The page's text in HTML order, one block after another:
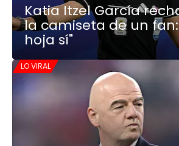
Katia Itzel García
la camiseta de un
hoja sí"
LO VIRAL